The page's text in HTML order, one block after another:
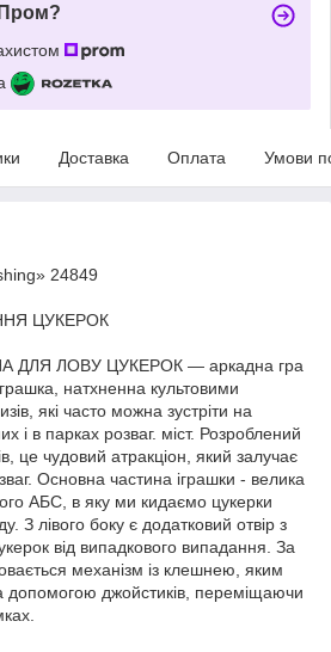
Доставка Оплата Умови
24849
ЦУКЕРОК
ДЛЯ ЛОВУ ЦУКЕРОК — аркадна гра
натхненна культовими
які часто можна зустріти на
і в парках розваг. міст. Розроблений
це чудовий атракціон, який залучає
Основна частина іграшки - велика
АБС, в яку ми кидаємо цукерки
З лівого боку є додатковий отвір з
від випадкового випадання. За
механізм із клешнею, яким
допомогою джойстиків, переміщаючи